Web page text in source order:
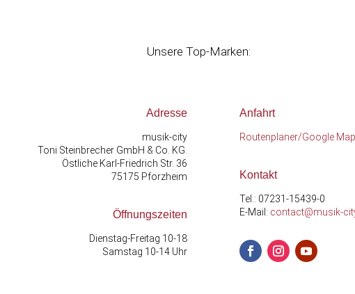
Unsere Top-Marken:
Adresse
musik-city
Toni Steinbrecher GmbH & Co. KG.
Östliche Karl-Friedrich Str. 36
75175 Pforzheim
Öffnungszeiten
Dienstag-Freitag 10-18
Samstag 10-14 Uhr
Anfahrt
Routenplaner/Google
Kontakt
Tel.: 07231-15439-0
E-Mail: contact@musik-